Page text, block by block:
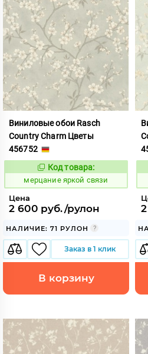
Виниловые обои Rasch
Country Charm Цветы
456752
975836
Код товара:
мерцание яркой связи
Цена
2 600 руб./рулон
НАЛИЧИЕ: 71 РУЛОН
Заказ в 1 клик
В корзину